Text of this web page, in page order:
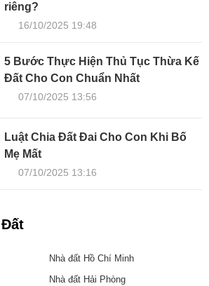
riêng?
16/10/2025 19:48
5 Bước Thực Hiện Thủ Tục Thừa Kế
Đất Cho Con Chuẩn Nhất
07/10/2025 13:56
Luật Chia Đất Đai Cho Con Khi Bố
Mẹ Mất
07/10/2025 13:16
Đất
Nhà đất Hồ Chí Minh
Nhà đất Hải Phòng